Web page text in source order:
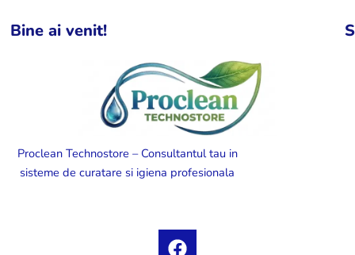
Bine ai venit!
Proclean Technostore – Consultantul tau in
sisteme de curatare si igiena profesionala
F